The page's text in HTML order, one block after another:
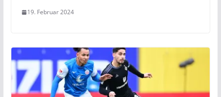
19. Februar 2024